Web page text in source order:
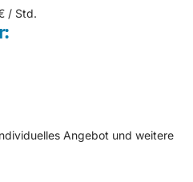
/ Std.
Angebot und weitere